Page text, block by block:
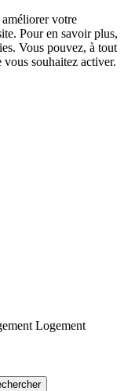
votre
Pour en savoir plus,
Vous pouvez, à tout
souhaitez activer.
Logement